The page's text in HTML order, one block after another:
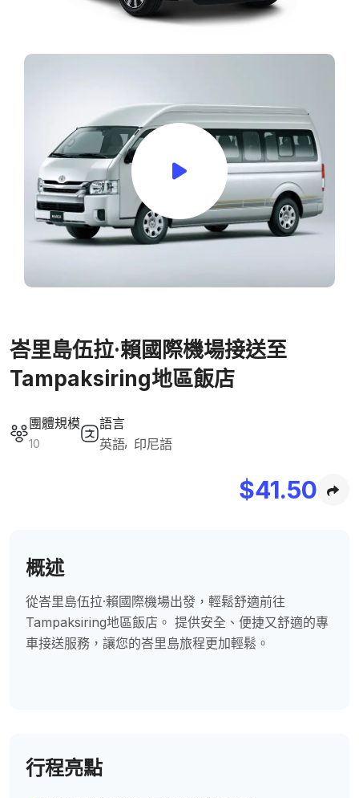
峇里島伍拉·賴國際機場接送至
Tampaksiring地區飯店
團體規模
10
語言
英語 印尼語
$41.50
概述
從峇里島伍拉·賴國際機場出發，輕鬆舒適前往
Tampaksiring地區飯店。 提供安全、便捷又舒適的專
車接送服務，讓您的峇里島旅程更加輕鬆。
行程亮點